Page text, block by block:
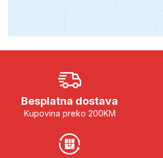
Besplatna dostava
Kupovina preko 200KM